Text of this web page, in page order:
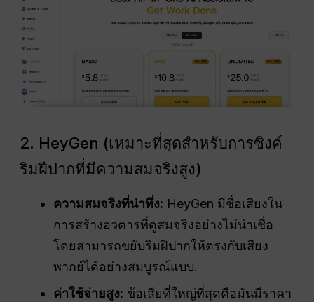
2. HeyGen (เหมาะที่สุดสำหรับการซิงค์
ริมฝีปากที่มีความสมจริงสูง)
ความสมจริงที่น่าทึ่ง: HeyGen มีชื่อเสียงใน
การสร้างอวตารที่ดูสมจริงอย่างไม่น่าเชื่อ
โดยสามารถขยับริมฝีปากให้ตรงกับเสียง
พากย์ได้อย่างสมบูรณ์แบบ.
ค่าใช้จ่ายสูง: ข้อเสียที่ใหญ่ที่สุดคือมันมีราคา